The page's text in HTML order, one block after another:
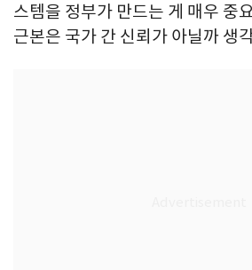
스템을 정부가 만드는 게 매우 중
근본은 국가 간 신뢰가 아닐까 생